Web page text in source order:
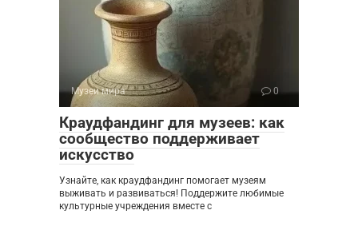
Музеи мира 0
Краудфандинг для музеев: как
сообщество поддерживает
искусство
Узнайте, как краудфандинг помогает музеям
выживать и развиваться! Поддержите любимые
культурные учреждения вместе с